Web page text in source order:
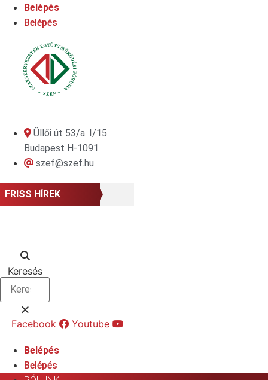
UgrásBelépés
Belépés
Üllői út 53/a. I/15.
Budapest H-1091
szef@szef.hu
FRISS HÍREK
Keresés
Facebook Youtube
Belépés
Belépés